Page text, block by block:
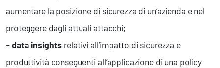
aumentare la posizione di sicurezza di un’azienda e nel
proteggere dagli attuali attacchi;
–data insights relativi all’impatto di sicurezza e
produttività conseguenti all’applicazione di una policy